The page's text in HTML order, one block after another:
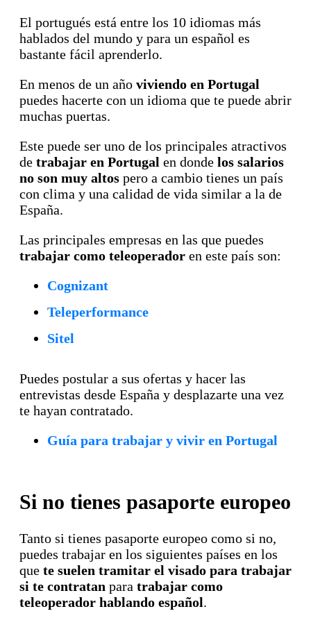
El portugués está entre los 10 idiomas más
hablados del mundo y para un español es
bastante fácil aprenderlo.
En menos de un año viviendo en Portugal
puedes hacerte con un idioma que te puede abrir
muchas puertas.
Este puede ser uno de los principales atractivos
de trabajar en Portugal en donde los salarios
no son muy altos pero a cambio tienes un país
con clima y una calidad de vida similar a la de
España.
Las principales empresas en las que puedes
trabajar como teleoperador en este país son:
Cognizant
Teleperformance
Sitel
Puedes postular a sus ofertas y hacer las
entrevistas desde España y desplazarte una vez
te hayan contratado.
Guía para trabajar y vivir en Portugal
Si no tienes pasaporte europeo
Tanto si tienes pasaporte europeo como si no,
puedes trabajar en los siguientes países en los
que te suelen tramitar el visado para trabajar
si te contratan para trabajar como
teleoperador hablando español.